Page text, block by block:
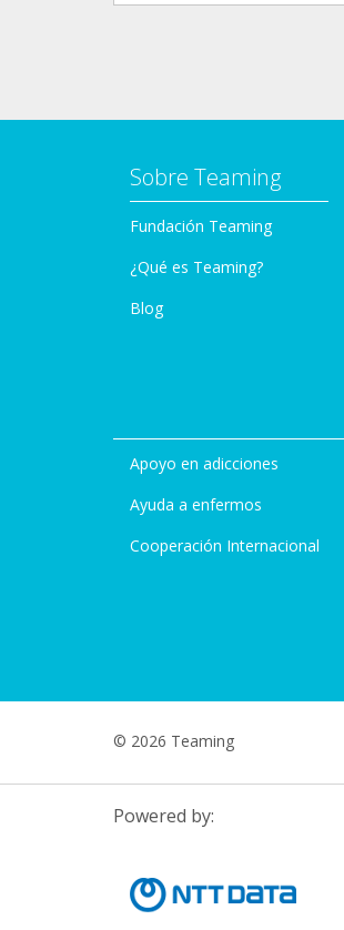
Sobre Teaming
Fundación Teaming
¿Qué es Teaming?
Blog
Apoyo en adicciones
Ayuda a enfermos
Cooperación Internacional
© 2026 Teaming
Powered by: